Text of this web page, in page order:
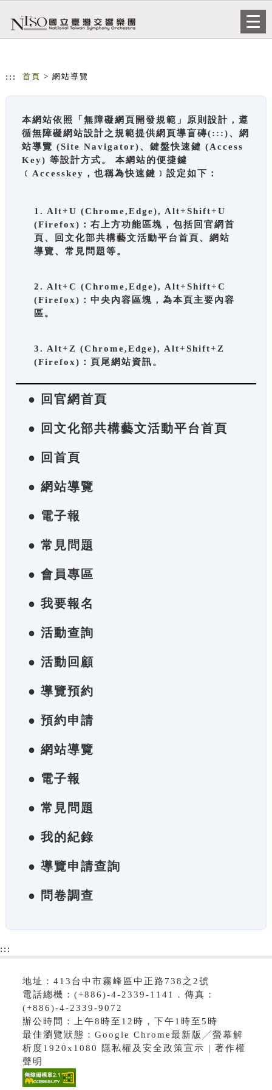
::: 首頁 > 網站導覽
本網站依照「無障礙網頁開發規範」原則設計，遵
循無障礙網站設計之規範提供網頁導盲磚(:::)、網
站導覽 (Site Navigator)、鍵盤快速鍵 (Access
Key) 等設計方式。 本網站的便捷鍵
﹝Accesskey，也稱為快速鍵﹞設定如下：
1. Alt+U (Chrome,Edge), Alt+Shift+U
(Firefox)：右上方功能區塊，包括回官網首
頁、回文化部共構藝文活動平台首頁、網站
導覽、常見問題等。
2. Alt+C (Chrome,Edge), Alt+Shift+C
(Firefox)：中央內容區塊，為本頁主要內容
區。
3. Alt+Z (Chrome,Edge), Alt+Shift+Z
(Firefox)：頁尾網站資訊。
● 回官網首頁
● 回文化部共構藝文活動平台首頁
● 回首頁
● 網站導覽
● 電子報
● 常見問題
● 會員專區
● 我要報名
● 活動查詢
● 活動回顧
● 導覽預約
● 預約申請
● 網站導覽
● 電子報
● 常見問題
● 我的紀錄
● 導覽申請查詢
● 問卷調查
:::
地址：413台中市霧峰區中正路738之2號
電話總機：(+886)-4-2339-1141．傳真：
(+886)-4-2339-9072
辦公時間：上午8時至12時，下午1時至5時
最佳瀏覽狀態：Google Chrome最新版╱螢幕解
析度1920x1080 隱私權及安全政策宣示 | 著作權
聲明